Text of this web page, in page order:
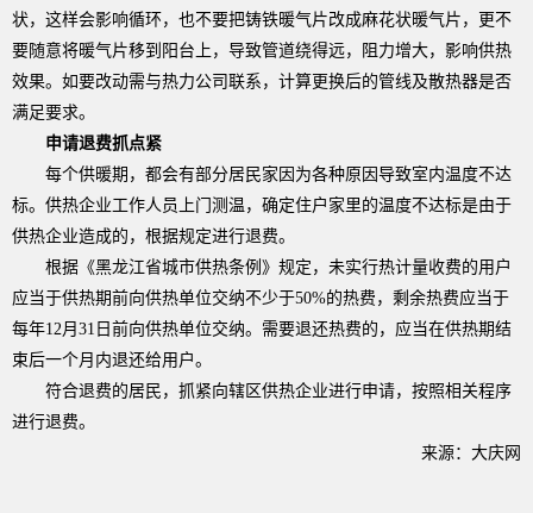
状，这样会影响循环，也不要把铸铁暖气片改成麻花状暖气片，更不
要随意将暖气片移到阳台上，导致管道绕得远，阻力增大，影响供热
效果。如要改动需与热力公司联系，计算更换后的管线及散热器是否
满足要求。
申请退费抓点紧
每个供暖期，都会有部分居民家因为各种原因导致室内温度不达
标。供热企业工作人员上门测温，确定住户家里的温度不达标是由于
供热企业造成的，根据规定进行退费。
根据《黑龙江省城市供热条例》规定，未实行热计量收费的用户
应当于供热期前向供热单位交纳不少于50%的热费，剩余热费应当于
每年12月 31 日前向供热单位交纳。需要退还热费的，应当在供热期结
束后一个月内退还给用户。
符合退费的居民，抓紧向辖区供热企业进行申请，按照相关程序
进行退费。
来源：大庆网